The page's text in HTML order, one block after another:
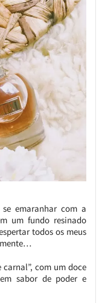
emaranhar com a
um fundo resinado
todos os meus
carnal”, com um doce
sabor de poder e